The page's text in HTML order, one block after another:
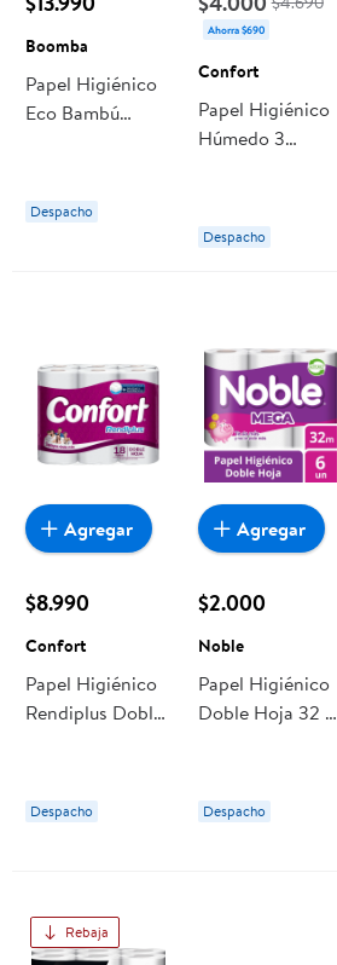
Boomba
Papel Higiénico
Eco Bambú
Despacho
Ahorra $690
Confort
Papel Higiénico
Húmedo 3
Despacho
$8.990
Confort
Papel Higiénico
Rendiplus Doble
Despacho
Agregar
$2.000
Noble
Papel Higiénico
Doble Hoja 32 M
Despacho
Agregar
Rebaja